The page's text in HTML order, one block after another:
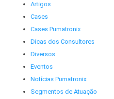
Artigos
Cases
Cases Pumatronix
Dicas dos Consultores
Diversos
Eventos
Notícias Pumatronix
Segmentos de Atuação